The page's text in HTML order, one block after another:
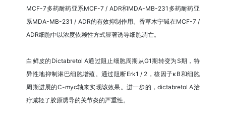
MCF-7多药耐药亚系MCF-7 / ADR和MDA-MB-231多药耐药亚
系MDA-MB-231 / ADR的有效抑制作用。香草木宁碱在MCF-7 /
ADR细胞中以浓度依赖性方式显著诱导细胞凋亡。
白鲜皮的Dictabretol A通过阻止细胞周期从G1期转变为S期，特
异性地抑制淋巴细胞增殖。通过阻断Erk1 / 2，核因子κB和细胞
周期进展的C-myc轴来实现该效果。进一步的，dictabretol A治
疗减轻了胶原诱导的关节炎的严重性。